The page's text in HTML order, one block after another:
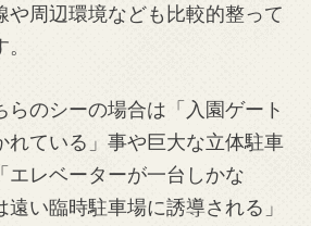
や周辺環境なども比較的整って
らのシーの場合は「入園ゲート
れている」事や巨大な立体駐車
エレベーターが一台しかな
い臨時駐車場に誘導される」